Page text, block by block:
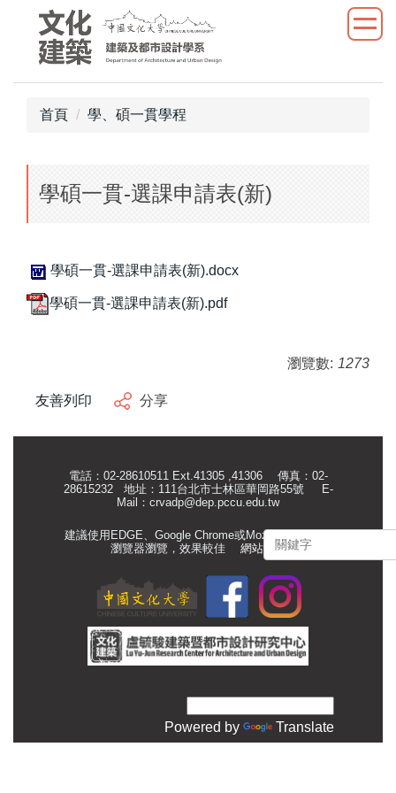
首頁 學、碩一貫學程
學碩一貫-選課申請表(新)
學碩一貫-選課申請表(新).docx
學碩一貫-選課申請表(新).pdf
瀏覽數: 1273
友善列印 分享
電話：02-28610511 Ext.41305 ,41306 傳真：02-
28615232 地址：111台北市士林區華岡路55號
E-
Mail： crvadp@dep.pccu.edu.tw
建議使用EDGE、Google Chrome或Mozilla Firefox等
瀏覽器瀏覽，效果較佳 網站管理
Powered by Translate